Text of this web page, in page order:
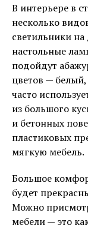
В интерьере в
несколько
светильники
настольные
подойдут
цветов —
часто
из большого
и бетонных
пластиковых
мягкую мебель.
Большое
будет
Можно
мебели — это